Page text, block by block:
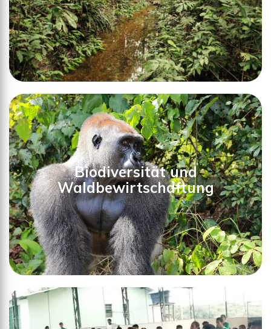
Die richtige Balance zwischen sozialer,
ökologischer und ökonomischer Nachhaltigkeit
>>
Biodiversität und
Waldbewirtschaftung